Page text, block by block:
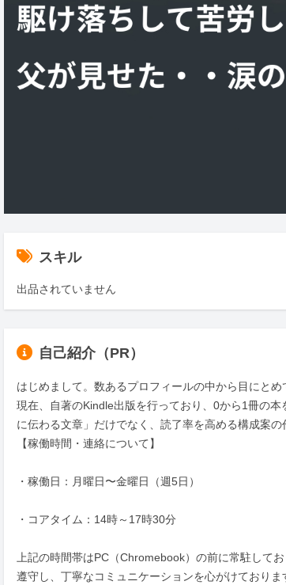
スキル
出品されていません
自己紹介（PR）
はじめまして。数あるプロフィールの中から目にとめ
現在、自著のKindle出版を行っており、0から1冊の
に伝わる文章」だけでなく、読了率を高める構成案の
【稼働時間・連絡について】
・稼働日：月曜日〜金曜日（週5日）
・コアタイム：14時～17時30分
上記の時間帯はPC（Chromebook）の前に常駐して
遵守し、丁寧なコミュニケーションを心がけておりま